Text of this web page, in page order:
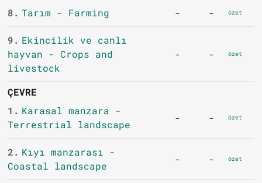
8. Tarım - Farming - - özet
9. Ekincilik ve canlı
hayvan - Crops and
livestock
- - özet
ÇEVRE
1. Karasal manzara -
Terrestrial landscape
- - özet
2. Kıyı manzarası -
Coastal landscape
- - özet